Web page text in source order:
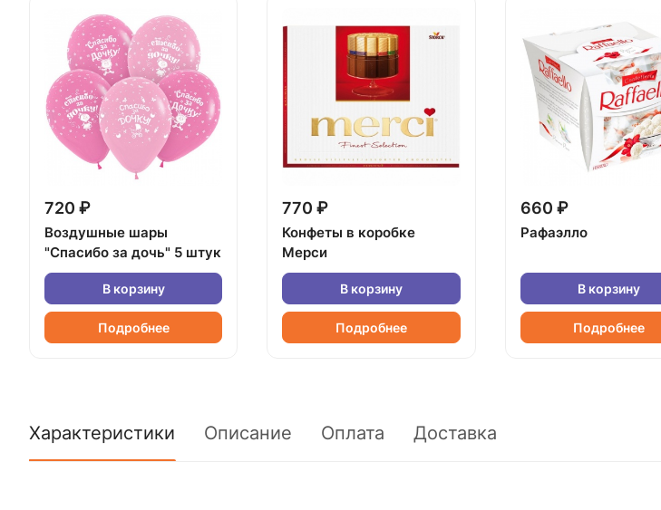
720 ₽
Воздушные шары
"Спасибо за дочь" 5 штук
В корзину
Подробнее
770 ₽
Конфеты в коробке
Мерси
В корзину
Подробнее
660 ₽
Рафаэлло
В корзину
Подробнее
Характеристики Описание Оплата Доставка